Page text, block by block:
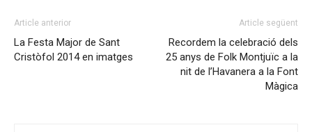
Article anterior
La Festa Major de Sant
Cristòfol 2014 en imatges
Article següent
Recordem la celebració dels
25 anys de Folk Montjuïc a la
nit de l’Havanera a la Font
Màgica